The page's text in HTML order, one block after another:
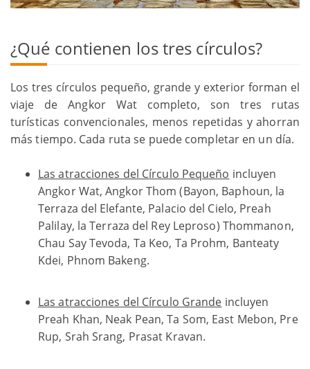
¿Qué contienen los tres círculos?
Los tres círculos pequeño, grande y exterior forman el
viaje de Angkor Wat completo, son tres rutas
turísticas convencionales, menos repetidas y ahorran
más tiempo. Cada ruta se puede completar en un día.
Las atracciones del Círculo Pequeño incluyen
Angkor Wat, Angkor Thom (Bayon, Baphoun, la
Terraza del Elefante, Palacio del Cielo, Preah
Palilay, la Terraza del Rey Leproso) Thommanon,
Chau Say Tevoda, Ta Keo, Ta Prohm, Banteaty
Kdei, Phnom Bakeng.
Las atracciones del Círculo Grande incluyen
Preah Khan, Neak Pean, Ta Som, East Mebon, Pre
Rup, Srah Srang, Prasat Kravan.